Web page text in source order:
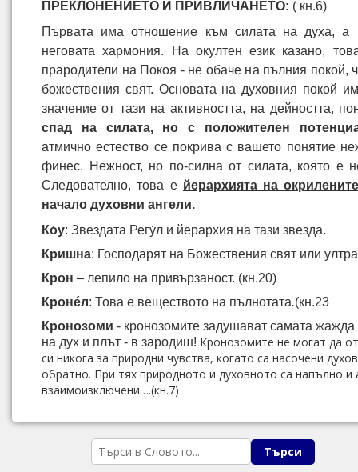
ПРЕКЛОНЕНИЕТО И ПРИВЛИЧАНЕТО: ( кн.6)
Първата има отношение към силата на духа, а
неговата хармония. На окултен език казано,
прародители на Покоя - не обаче на пълния покой,
божествения свят. Основата на духовния покой
значение от тази на активността, на дейността,
спад на силата, но с положителен
атмично естество се покрива с вашето понятие
финес. Нежност, но по-силна от силата, която е
Следователно, това е йерархията на
начало духовни ангели.
Ко̀у: Звездата Регу̀л и йерархия на тази звезда.
Кришна: Господарят на Божествения свят или
Крон – лепило на привързаност. (кн.20)
Кронéл: Това е веществото на пълнотата.(кн.23
Кронозоми - кронозомите задушават самата жажда
на дух и плът - в зародиш! Кронозомите не могат да
си никога за природни чувства, когато са насочени
обратно. При тях природното и духовното са напълно
взаимоизключени….(кн.7)